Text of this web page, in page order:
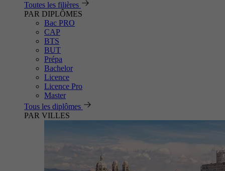
Toutes les filières
PAR DIPLÔMES
Bac PRO
CAP
BTS
BUT
Prépa
Bachelor
Licence
Licence Pro
Master
Tous les diplômes
PAR VILLES